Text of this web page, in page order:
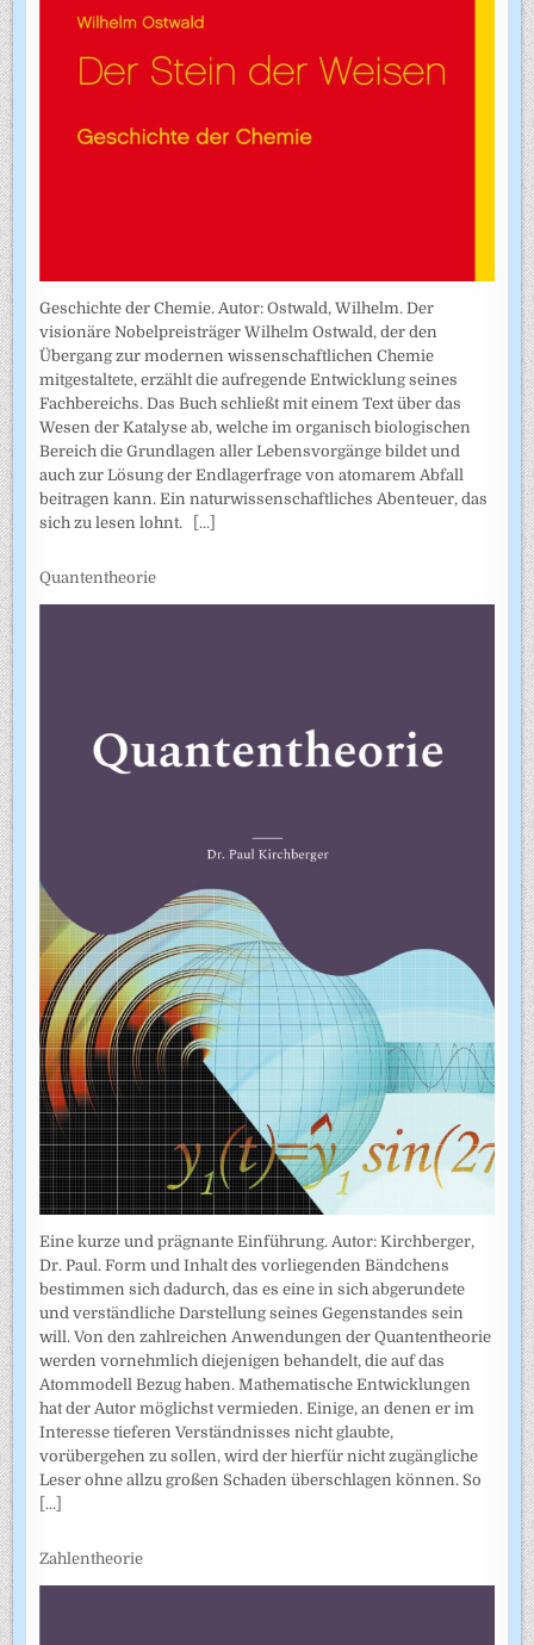
Geschichte der Chemie. Autor: Ostwald, Wilhelm. Der
visionäre Nobelpreisträger Wilhelm Ostwald, der den
Übergang zur modernen wissenschaftlichen Chemie
mitgestaltete, erzählt die aufregende Entwicklung seines
Fachbereichs. Das Buch schließt mit einem Text über das
Wesen der Katalyse ab, welche im organisch biologischen
Bereich die Grundlagen aller Lebensvorgänge bildet und
auch zur Lösung der Endlagerfrage von atomarem Abfall
beitragen kann. Ein naturwissenschaftliches Abenteuer, das
sich zu lesen lohnt.
[...]
Quantentheorie
Eine kurze und prägnante Einführung. Autor: Kirchberger,
Dr. Paul. Form und Inhalt des vorliegenden Bändchens
bestimmen sich dadurch, das es eine in sich abgerundete
und verständliche Darstellung seines Gegenstandes sein
will. Von den zahlreichen Anwendungen der Quantentheorie
werden vornehmlich diejenigen behandelt, die auf das
Atommodell Bezug haben. Mathematische Entwicklungen
hat der Autor möglichst vermieden. Einige, an denen er im
Interesse tieferen Verständnisses nicht glaubte,
vorübergehen zu sollen, wird der hierfür nicht zugängliche
Leser ohne allzu großen Schaden überschlagen können. So
[...]
Zahlentheorie